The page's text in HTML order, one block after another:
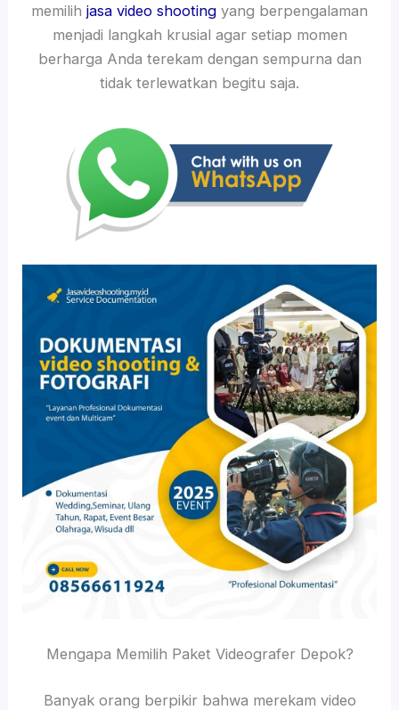
memilih jasa video shooting yang berpengalaman
menjadi langkah krusial agar setiap momen
berharga Anda terekam dengan sempurna dan
tidak terlewatkan begitu saja.
Mengapa Memilih Paket Videografer Depok?
Banyak orang berpikir bahwa merekam video